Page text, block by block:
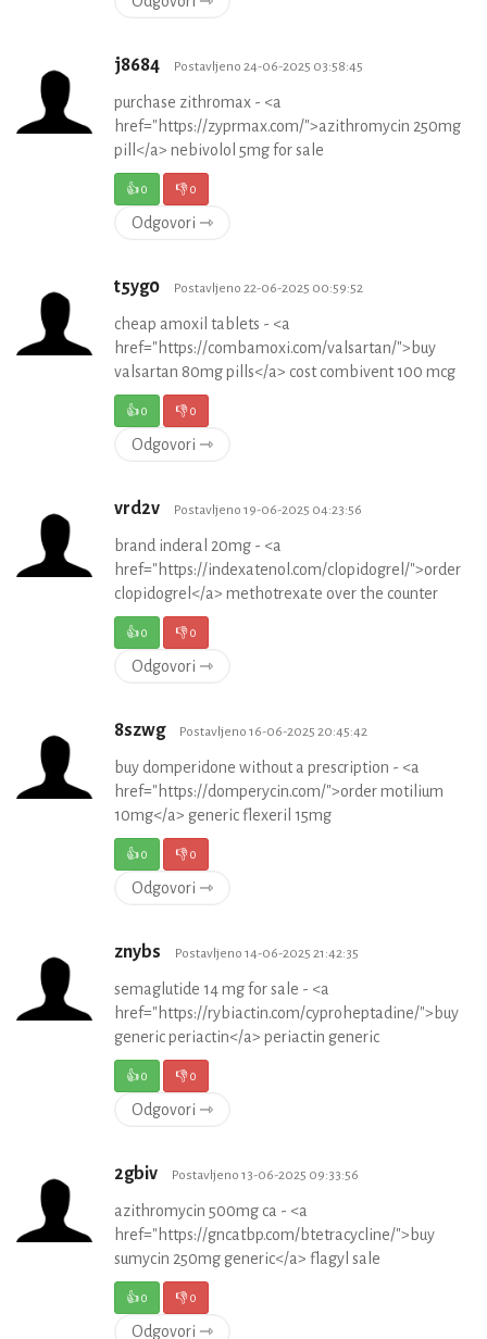
j8684 Postavljeno 24-06-2025 03:58:45
purchase zithromax - <a
href="https://zyprmax.com/">azithromycin 250mg
pill</a> nebivolol 5mg for sale
👍0 👎0
Odgovori ⇾
t5yg0 Postavljeno 22-06-2025 00:59:52
cheap amoxil tablets - <a
href="https://combamoxi.com/valsartan/">buy
valsartan 80mg pills</a> cost combivent 100 mcg
👍0 👎0
Odgovori ⇾
vrd2v Postavljeno 19-06-2025 04:23:56
brand inderal 20mg - <a
href="https://indexatenol.com/clopidogrel/">order
clopidogrel</a> methotrexate over the counter
👍0 👎0
Odgovori ⇾
8szwg Postavljeno 16-06-2025 20:45:42
buy domperidone without a prescription - <a
href="https://domperycin.com/">order motilium
10mg</a> generic flexeril 15mg
👍0 👎0
Odgovori ⇾
znybs Postavljeno 14-06-2025 21:42:35
semaglutide 14 mg for sale - <a
href="https://rybiactin.com/cyproheptadine/">buy
generic periactin</a> periactin generic
👍0 👎0
Odgovori ⇾
2gbiv Postavljeno 13-06-2025 09:33:56
azithromycin 500mg ca - <a
href="https://gncatbp.com/btetracycline/">buy
sumycin 250mg generic</a> flagyl sale
👍0 👎0
Odgovori ⇾